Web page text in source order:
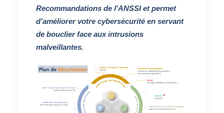
Recommandations de l'ANSSIet permet
d’améliorer votre cybersécurité en servant
de bouclier face aux intrusions
malveillantes.